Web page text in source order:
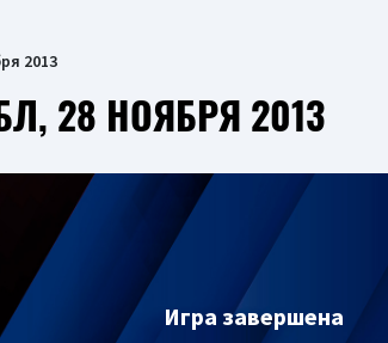
2013
28 НОЯБРЯ 2013
Игра завершена